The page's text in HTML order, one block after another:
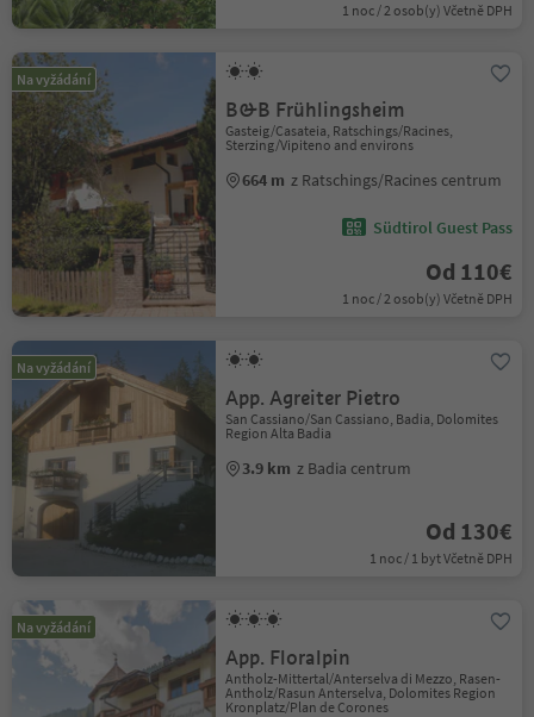
1 noc / 2 osob(y) Včetně DPH
Na vyžádání
B&B Frühlingsheim
Gasteig/Casateia, Ratschings/Racines,
Sterzing/Vipiteno and environs
664 m z Ratschings/Racines centrum
Südtirol Guest Pass
Od 110€
1 noc / 2 osob(y) Včetně DPH
Na vyžádání
App. Agreiter Pietro
San Cassiano/San Cassiano, Badia, Dolomites
Region Alta Badia
3.9 km z Badia centrum
Od 130€
1 noc / 1 byt Včetně DPH
Na vyžádání
App. Floralpin
Antholz-Mittertal/Anterselva di Mezzo, Rasen-
Antholz/Rasun Anterselva, Dolomites Region
Kronplatz/Plan de Corones